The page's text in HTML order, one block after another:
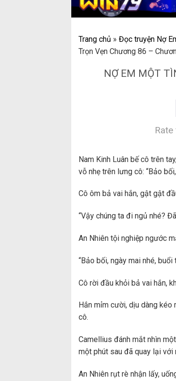
Trang chủ » Đọc truyện Nợ
Trọn Vẹn Chương 86 –
NỢ EM MỘT
Nam Kinh Luân bế cô trên
vỗ nhẹ trên lưng cô: “Bảo
Cô ôm bả vai hắn, gật gật
“Vậy chúng ta đi ngủ nhé?
An Nhiên tội nghiệp ngước
“Bảo bối, ngày mai nhé,
Cô rời đầu khỏi bả vai hắn,
Hắn mỉm cười, dịu dàng
cô.
Camellius đánh mắt nhìn
một phút sau đã quay lại
An Nhiên rụt rè nhận lấy,